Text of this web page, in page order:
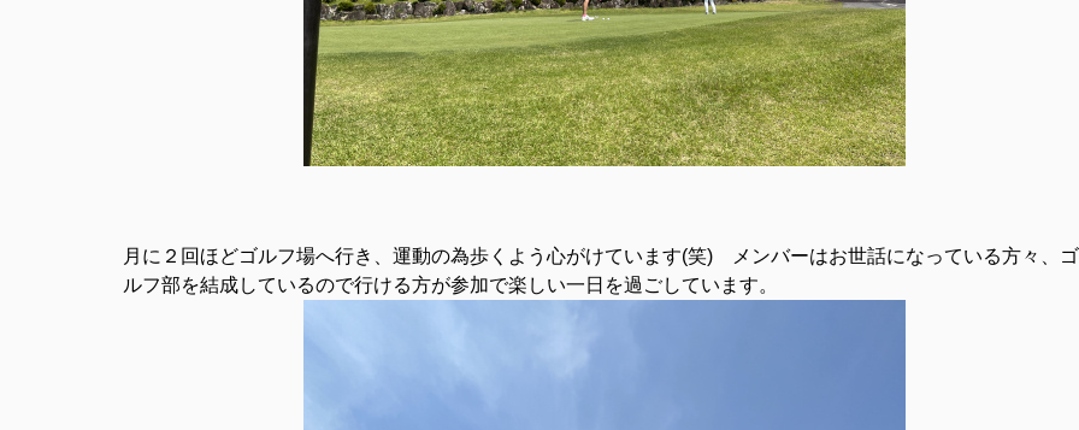
月に２回ほどゴルフ場へ行き、運動の為歩くよう心がけています(笑) メンバーはお世話になっている方々、
ゴ
ルフ部を結成しているので行ける方が参加で楽しい一日を過ごしています。